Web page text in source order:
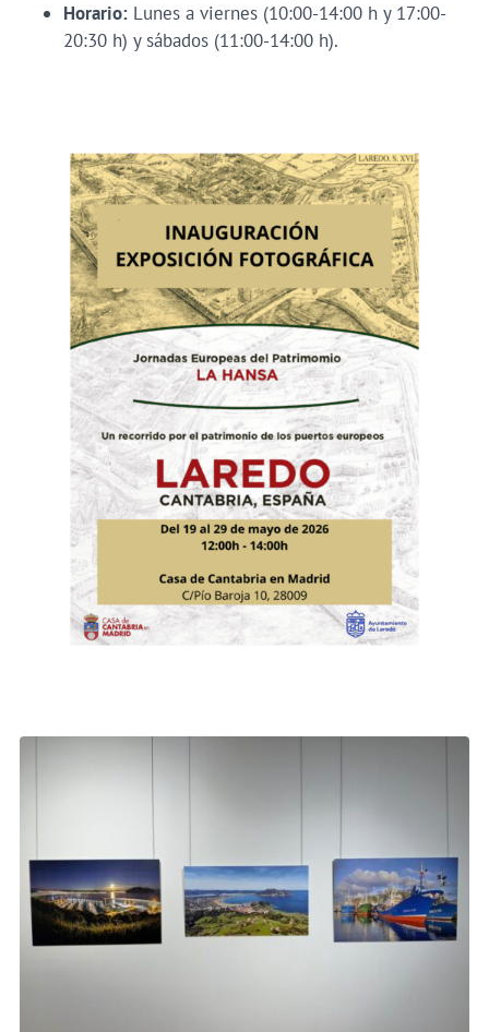
Horario:Lunes a viernes (10:00-14:00 h y 17:00-
20:30 h) y sábados (11:00-14:00 h).